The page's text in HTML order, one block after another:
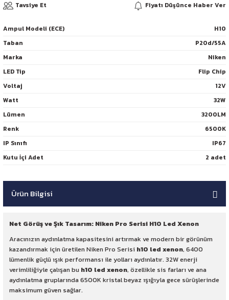
Tavsiye Et
Fiyatı Düşünce Haber Ver
Ampul Modeli (ECE)
H10
Taban
P20d/55A
Marka
Niken
LED Tip
Flip Chip
Voltaj
12V
Watt
32W
Lümen
3200LM
Renk
6500K
IP Sınıfı
IP67
Kutu İçi Adet
2 adet
Ürün Bilgisi
Net Görüş ve Şık Tasarım: Niken Pro Serisi H10 Led Xenon
Aracınızın aydınlatma kapasitesini artırmak ve modern bir görünüm
kazandırmak için üretilen Niken Pro Serisi h10 led xenon, 6400
lümenlik güçlü ışık performansı ile yolları aydınlatır. 32W enerji
verimliliğiyle çalışan bu h10 led xenon, özellikle sis farları ve ana
aydınlatma gruplarında 6500K kristal beyaz ışığıyla gece sürüşlerinde
maksimum güven sağlar.